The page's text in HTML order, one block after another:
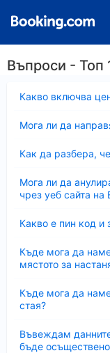
Въпроси - Топ
Какво включва
Мога ли да
Как да разбера,
Мога ли да
чрез уеб сайта на
Какво е пин код
Къде мога да
мястото за
Къде мога да
стая?
Въвеждам
бъде